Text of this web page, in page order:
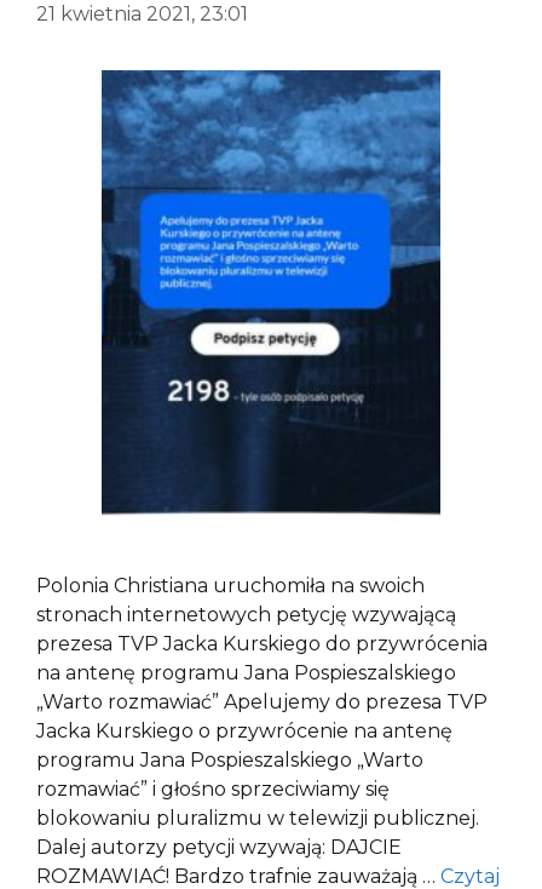
21 kwietnia 2021, 23:01
Polonia Christiana uruchomiła na swoich
stronach internetowych petycję wzywającą
prezesa TVP Jacka Kurskiego do przywrócenia
na antenę programu Jana Pospieszalskiego
„Warto rozmawiać” Apelujemy do prezesa TVP
Jacka Kurskiego o przywrócenie na antenę
programu Jana Pospieszalskiego „Warto
rozmawiać” i głośno sprzeciwiamy się
blokowaniu pluralizmu w telewizji publicznej.
Dalej autorzy petycji wzywają: DAJCIE
ROZMAWIAĆ! Bardzo trafnie zauważają … Czytaj